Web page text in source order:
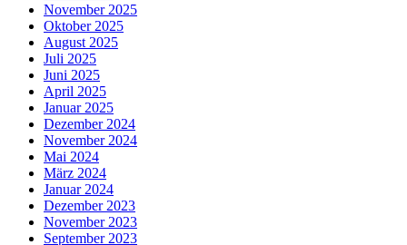
November 2025
Oktober 2025
August 2025
Juli 2025
Juni 2025
April 2025
Januar 2025
Dezember 2024
November 2024
Mai 2024
März 2024
Januar 2024
Dezember 2023
November 2023
September 2023